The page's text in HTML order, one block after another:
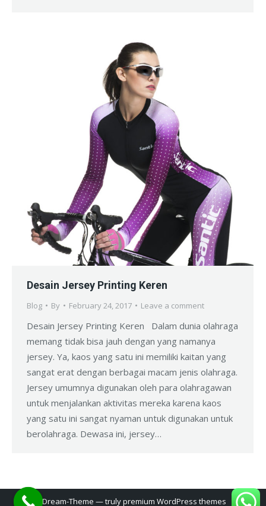
Desain Jersey Printing Keren
Blog By February 24, 2017 Leave a comment
Desain Jersey Printing Keren Dalam dunia olahraga
memang tidak bisa jauh dengan yang namanya
jersey. Ya, kaos yang satu ini memiliki kaitan yang
sangat erat dengan berbagai macam jenis olahraga.
Jersey umumnya digunakan oleh para olahragawan
untuk menjalankan aktivitas mereka karena kaos
yang satu ini sangat nyaman untuk digunakan untuk
berolahraga. Dewasa ini, jersey…
Dream-Theme — trulypremium WordPress themes